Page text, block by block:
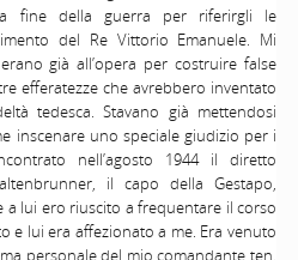
fine della guerra per riferirgli le
del Re Vittorio Emanuele. Mi
già all’opera per costruire false
efferatezze che avrebbero inventato
tedesca. Stavano già mettendosi
inscenare uno speciale giudizio per i
nell’agosto 1944 il diretto
il capo della Gestapo,
a lui ero riuscito a frequentare il corso
e lui era affezionato a me. Era venuto
personale del mio comandante ten.